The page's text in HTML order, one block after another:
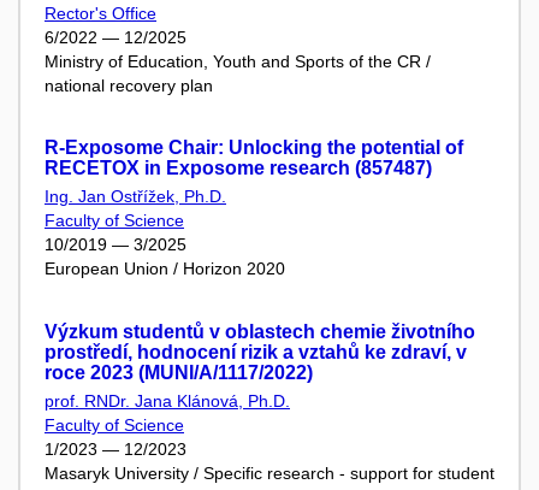
Rector's Office
6/2022 — 12/2025
Ministry of Education, Youth and Sports of the CR /
national recovery plan
R-Exposome Chair: Unlocking the potential of
RECETOX in Exposome research (857487)
Ing. Jan Ostřížek, Ph.D.
Faculty of Science
10/2019 — 3/2025
European Union / Horizon 2020
Výzkum studentů v oblastech chemie životního
prostředí, hodnocení rizik a vztahů ke zdraví, v
roce 2023 (MUNI/A/1117/2022)
prof. RNDr. Jana Klánová, Ph.D.
Faculty of Science
1/2023 — 12/2023
Masaryk University / Specific research - support for student